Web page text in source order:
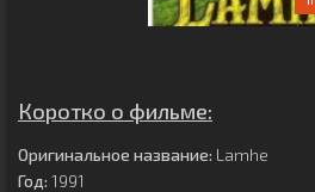
Коротко о фильме:
Оригинальное название: Lamhe
Год: 1991